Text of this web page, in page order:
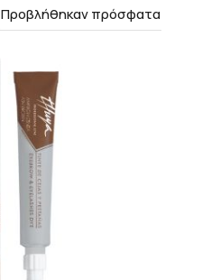
Προβλήθηκαν πρόσφατα